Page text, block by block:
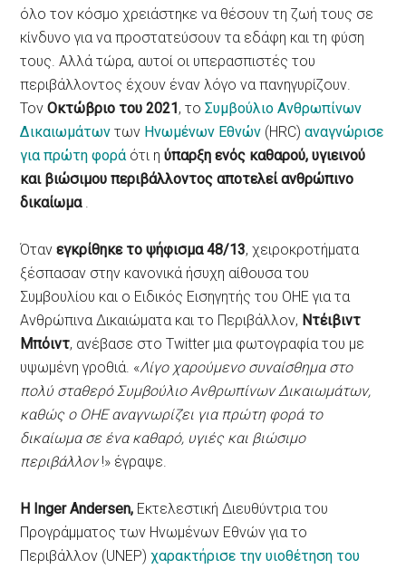
όλο τον κόσμο χρειάστηκε να θέσουν τη ζωή τους σε
κίνδυνο για να προστατεύσουν τα εδάφη και τη φύση
τους. Αλλά τώρα, αυτοί οι υπερασπιστές του
περιβάλλοντος έχουν έναν λόγο να πανηγυρίζουν.
ΤονΟκτώβριο του 2021, τοΣυμβούλιο Ανθρωπίνων
Δικαιωμάτων των Ηνωμένων Εθνών (HRC)αναγνώρισε
για πρώτη φορά ότι ηύπαρξη ενός καθαρού, υγιεινού
και βιώσιμου περιβάλλοντος αποτελεί ανθρώπινο
δικαίωμα.
Ότανεγκρίθηκε το ψήφισμα 48/13, χειροκροτήματα
ξέσπασαν στην κανονικά ήσυχη αίθουσα του
Συμβουλίου και ο Ειδικός Εισηγητής του ΟΗΕ για τα
Ανθρώπινα Δικαιώματα και το Περιβάλλον, Ντέιβιντ
Μπόιντ, ανέβασε στο Twitter μια φωτογραφία του με
υψωμένη γροθιά. «Λίγο χαρούμενο συναίσθημα στο
πολύ σταθερό Συμβούλιο Ανθρωπίνων Δικαιωμάτων,
καθώς ο ΟΗΕ αναγνωρίζει για πρώτη φορά το
δικαίωμα σε ένα καθαρό, υγιές και βιώσιμο
περιβάλλον!» έγραψε.
Η Inger Andersen, Εκτελεστική Διευθύντρια του
Προγράμματος των Ηνωμένων Εθνών για το
Περιβάλλον (UNEP)χαρακτήρισε την υιοθέτηση του